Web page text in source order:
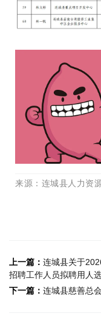
来源 ： 连城县人力资
上一篇： 连城县关于
招聘工作人员拟聘用人
下一篇： 连城县慈善总